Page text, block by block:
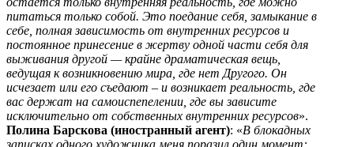
питаться только собой. Это поедание себя, замыкание в
себе, полная зависимость от внутренних ресурсов и
постоянное принесение в жертву одной части себя для
выживания другой — крайне драматическая вещь,
ведущая к возникновению мира, где нет Другого. Он
исчезает или его съедают – и возникает реальность, где
вас держат на самоиспепелении, где вы зависите
исключительно от собственных внутренних ресурсов».
Полина Барскова (иностранный агент): «В блокадных
записках одного художника меня поразил один момент: